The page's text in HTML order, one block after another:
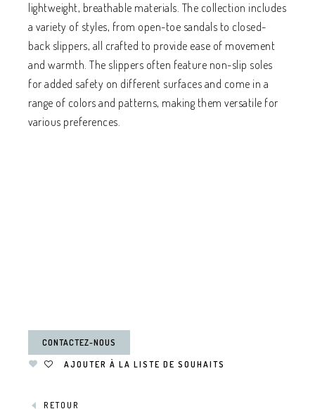
lightweight, breathable materials. The collection includes
a variety of styles, from open-toe sandals to closed-
back slippers, all crafted to provide ease of movement
and warmth. The slippers often feature non-slip soles
for added safety on different surfaces and come in a
range of colors and patterns, making them versatile for
various preferences.
CONTACTEZ-NOUS
AJOUTER À LA LISTE DE SOUHAITS
RETOUR